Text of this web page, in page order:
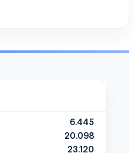
6.445
20.098
23.120